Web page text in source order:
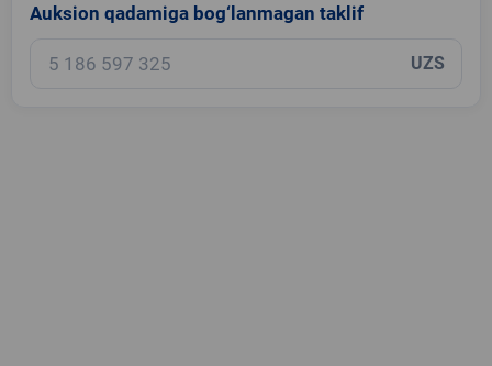
Auksion qadamiga bog‘lanmagan taklif
UZS